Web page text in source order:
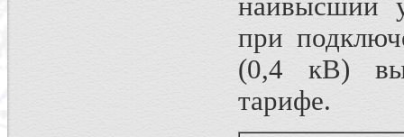
наивысший
при
(0,4 кВ)
тарифе.